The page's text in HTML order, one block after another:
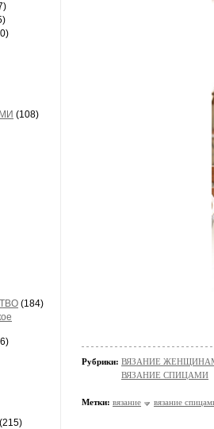
(108)
(184)
(215)
Рубрики: ВЯЗАНИЕ ЖЕНЩИНАМ/
ВЯЗАНИЕ СПИЦАМИ
Метки: вязание вязание